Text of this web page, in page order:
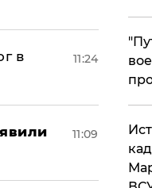
в
11:24
11:09